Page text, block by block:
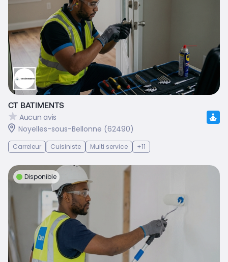
CT BATIMENTS
Aucun avis
Noyelles-sous-Bellonne (62490)
Carreleur Cuisiniste Multi service +11
Disponible